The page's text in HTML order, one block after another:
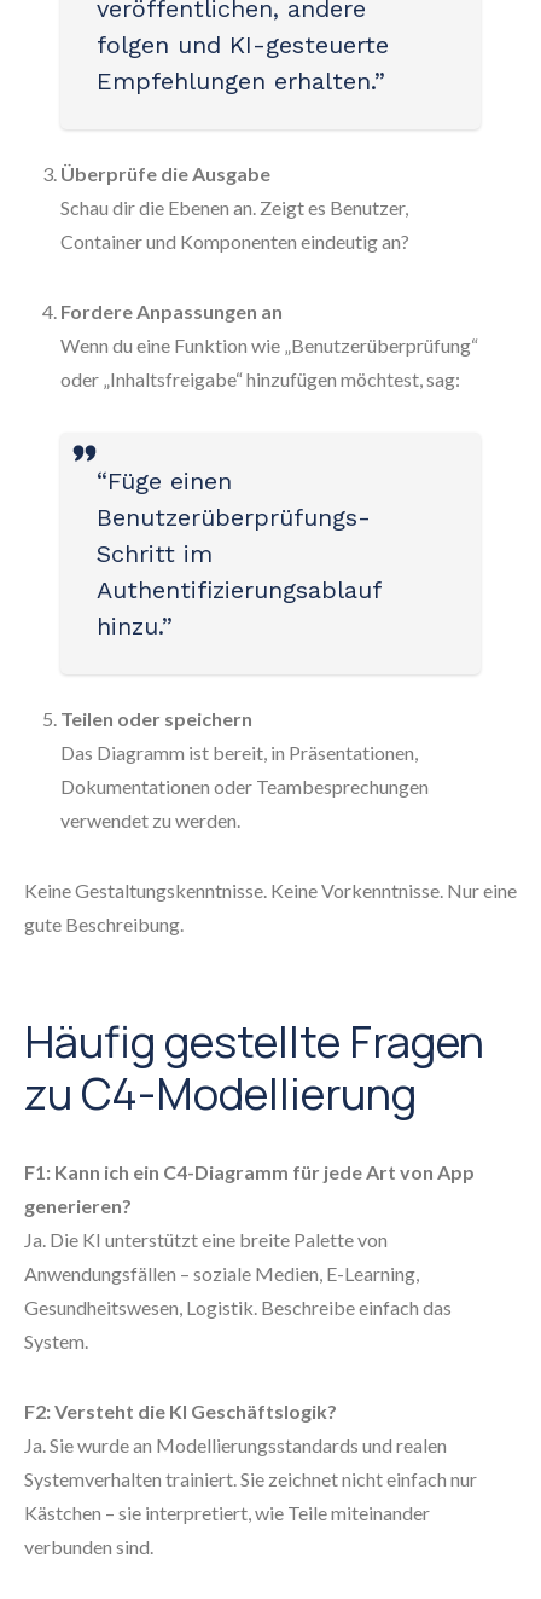
veröffentlichen, andere
folgen und KI-gesteuerte
Empfehlungen erhalten.”
Überprüfe die Ausgabe
Schau dir die Ebenen an. Zeigt es Benutzer,
Container und Komponenten eindeutig an?
Fordere Anpassungen an
Wenn du eine Funktion wie „Benutzerüberprüfung“
oder „Inhaltsfreigabe“ hinzufügen möchtest, sag:
“Füge einen
Benutzerüberprüfungs-
Schritt im
Authentifizierungsablauf
hinzu.”
Teilen oder speichern
Das Diagramm ist bereit, in Präsentationen,
Dokumentationen oder Teambesprechungen
verwendet zu werden.
Keine Gestaltungskenntnisse. Keine Vorkenntnisse. Nur eine
gute Beschreibung.
Häufig gestellte Fragen
zu C4-Modellierung
F1: Kann ich ein C4-Diagramm für jede Art von App
generieren?
Ja. Die KI unterstützt eine breite Palette von
Anwendungsfällen – soziale Medien, E-Learning,
Gesundheitswesen, Logistik. Beschreibe einfach das
System.
F2: Versteht die KI Geschäftslogik?
Ja. Sie wurde an Modellierungsstandards und realen
Systemverhalten trainiert. Sie zeichnet nicht einfach nur
Kästchen – sie interpretiert, wie Teile miteinander
verbunden sind.